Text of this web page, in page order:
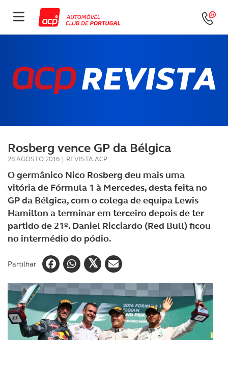
Rosberg vence GP da Bélgica
28 AGOSTO 2016 | REVISTA ACP
O germânico Nico Rosberg deu mais uma
vitória de Fórmula 1 à Mercedes, desta feita no
GP da Bélgica, com o colega de equipa Lewis
Hamilton a terminar em terceiro depois de ter
partido de 21º. Daniel Ricciardo (Red Bull) ficou
no intermédio do pódio.
Partilhar